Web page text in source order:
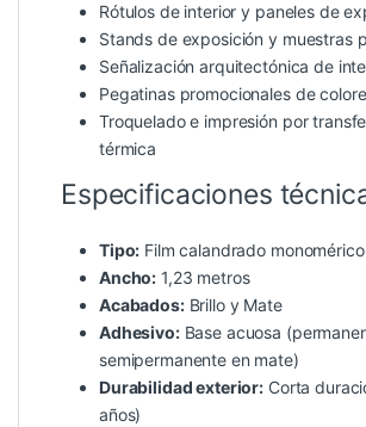
Rótulos de interior y paneles de
Stands de exposición y muestras
Señalización arquitectónica de
Pegatinas promocionales de
Troquelado e impresión por
térmica
Especificaciones
Tipo: Film calandrado
Ancho: 1,23 metros
Acabados:Brillo y Mate
Adhesivo:Base acuosa
semipermanente en mate)
Durabilidad exterior: Corta
años)